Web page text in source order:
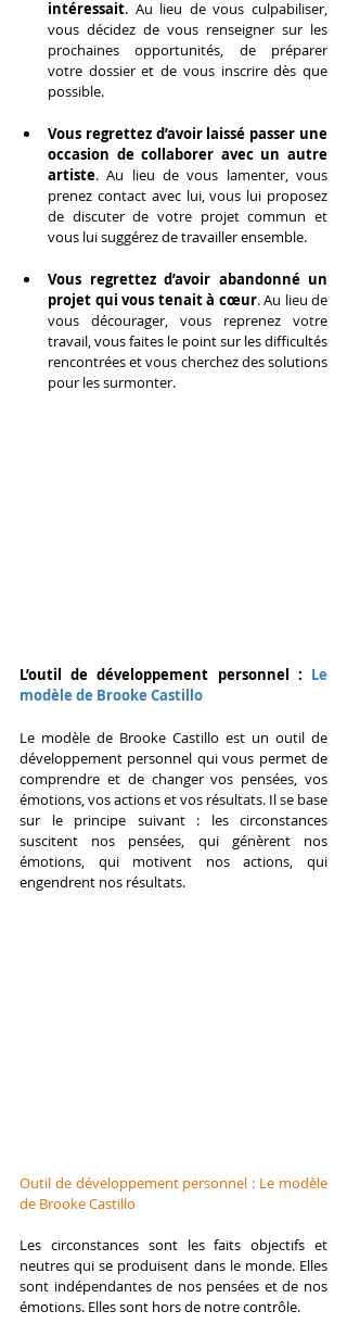
intéressait. Au lieu de vous culpabiliser,
vous décidez de vous renseigner sur les
prochaines opportunités, de préparer
votre dossier et de vous inscrire dès que
possible.
Vous regrettez d’avoir laissé passer une
occasion de collaborer avec un autre
artiste. Au lieu de vous lamenter, vous
prenez contact avec lui, vous lui proposez
de discuter de votre projet commun et
vous lui suggérez de travailler ensemble.
Vous regrettez d’avoir abandonné un
projet qui vous tenait à cœur. Au lieu de
vous décourager, vous reprenez votre
travail, vous faites le point sur les difficultés
rencontrées et vous cherchez des solutions
pour les surmonter.
L’outil de développement personnel : Le
modèle de Brooke Castillo
Le modèle de Brooke Castillo est un outil de
développement personnel qui vous permet de
comprendre et de changer vos pensées, vos
émotions, vos actions et vos résultats. Il se base
sur le principe suivant : les circonstances
suscitent nos pensées, qui génèrent nos
émotions, qui motivent nos actions, qui
engendrent nos résultats.
Outil de développement personnel : Le modèle
de Brooke Castillo
Les circonstances sont les faits objectifs et
neutres qui se produisent dans le monde. Elles
sont indépendantes de nos pensées et de nos
émotions. Elles sont hors de notre contrôle.